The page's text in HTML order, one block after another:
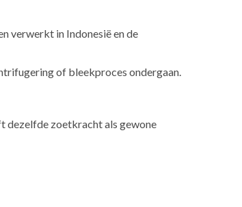
verwerkt in Indonesië en de
of bleekproces ondergaan.
dezelfde zoetkracht als gewone